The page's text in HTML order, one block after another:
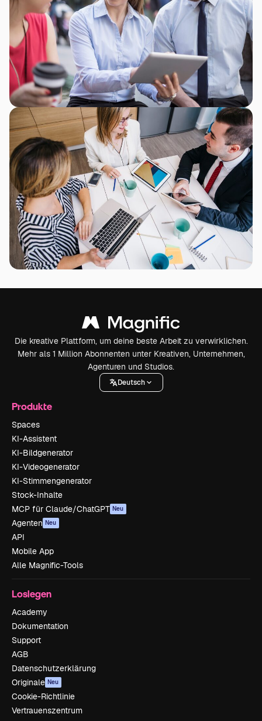
Die kreative Plattform, um deine beste Arbeit zu verwirklichen.
Mehr als 1 Million Abonnenten unter Kreativen, Unternehmen,
Agenturen und Studios.
Deutsch
Produkte
Spaces
KI-Assistent
KI-Bildgenerator
KI-Videogenerator
KI-Stimmengenerator
Stock-Inhalte
MCP für Claude/ChatGPT Neu
Agenten Neu
API
Mobile App
Alle Magnific-Tools
Loslegen
Academy
Dokumentation
Support
AGB
Datenschutzerklärung
Originale Neu
Cookie-Richtlinie
Vertrauenszentrum